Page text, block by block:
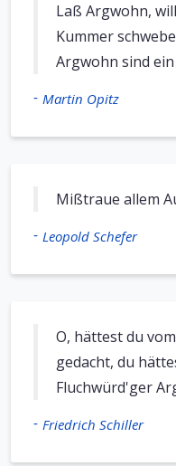
Laß Argwohn,
Kummer
Argwohn sind
- Martin Opitz
Mißtraue allem
- Leopold Schefer
O, hättest du
gedacht, du
Fluchwürd'ger
- Friedrich Schiller